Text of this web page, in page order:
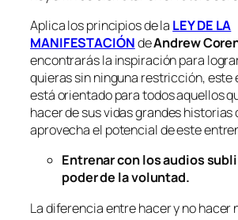
Aplica los principios de la LEY DE LA
MANIFESTACIÓNdeAndrew
encontrarás la inspiración para
quieras sin ninguna restricción,
está orientado para todos aquellos
hacer de sus vidas grandes historias
aprovecha el potencial de este
Entrenar con los audios
poder de la voluntad.
La diferencia entre hacer y no hacer